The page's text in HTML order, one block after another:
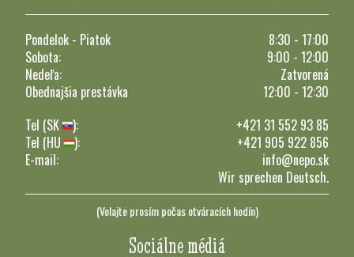
Pondelok - Piatok
8:30 - 17:00
Sobota:
9:00 - 12:00
Nedeľa:
Zatvorená
Obednajšia prestávka
12:00 - 12:30
Tel (SK
):
+421 31 552 93 85
Tel (HU
):
+421 905 922 856
E-mail:
info@nepo.sk
Wir sprechen Deutsch.
(Volajte prosím počas otváracích hodín)
Sociálne médiá